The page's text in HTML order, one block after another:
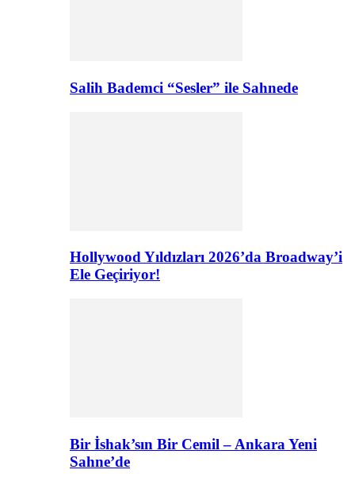
Salih Bademci “Sesler” ile Sahnede
Hollywood Yıldızları 2026’da Broadway’i
Ele Geçiriyor!
Bir İshak’sın Bir Cemil – Ankara Yeni
Sahne’de